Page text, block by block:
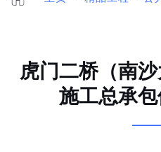
虎门二桥（南
施工总承